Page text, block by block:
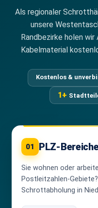
Als regionaler
unsere
Randbezirke holen
Kabelmaterial
Kostenlos &
1+
01 PLZ-
Sie wohnen oder
Postleitzahlen-
Schrottabholung in